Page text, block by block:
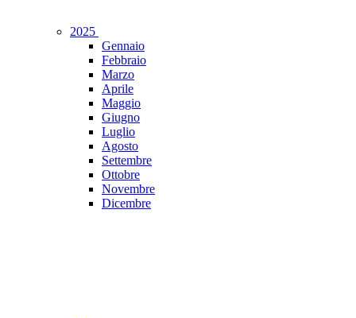
2025
Gennaio
Febbraio
Marzo
Aprile
Maggio
Giugno
Luglio
Agosto
Settembre
Ottobre
Novembre
Dicembre